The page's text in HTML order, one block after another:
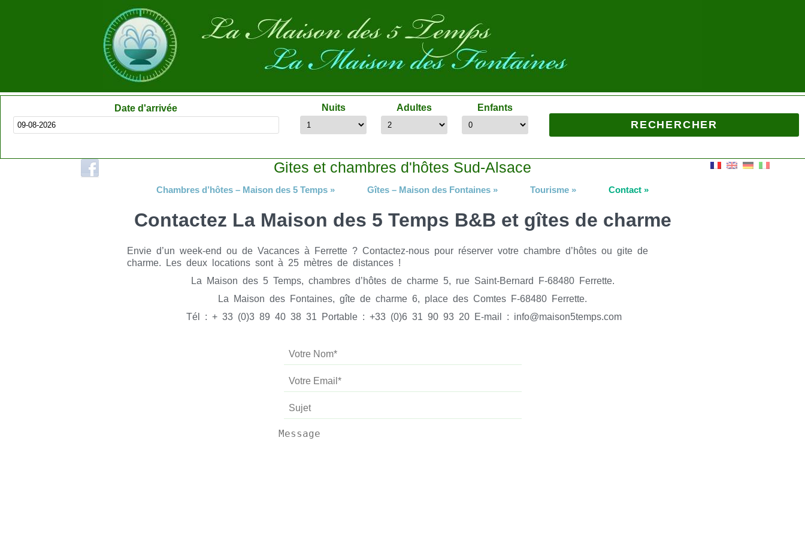
Date d'arrivée Nuits Adultes Enfants
Gites et chambres d'hôtes Sud-Alsace
Chambres d’hôtes – Maison des 5 Temps » Gîtes – Maison des Fontaines » Tourisme » Contact »
Contactez La Maison des 5 Temps B&B et gîtes de charme
Envie d’un week-end ou de Vacances à Ferrette ? Contactez-nous pour réserver votre chambre d’hôtes ou gite de
charme. Les deux locations sont à 25 mètres de distances !
La Maison des 5 Temps, chambres d’hôtes de charme 5, rue Saint-Bernard F-68480 Ferrette.
La Maison des Fontaines, gîte de charme 6, place des Comtes F-68480 Ferrette.
Tél : + 33 (0)3 89 40 38 31 Portable : +33 (0)6 31 90 93 20 E-mail : info@maison5temps.com